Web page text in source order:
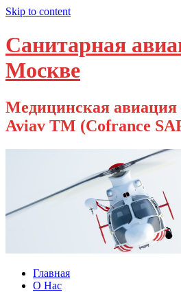
Skip to content
Санитарная
Москве
Медицинская авиация
Aviav TM (Cofrance
Главная
О Нас